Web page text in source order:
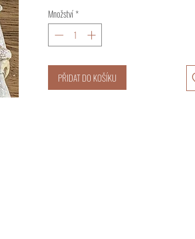
Množství*
PŘIDAT DO KOŠÍKU